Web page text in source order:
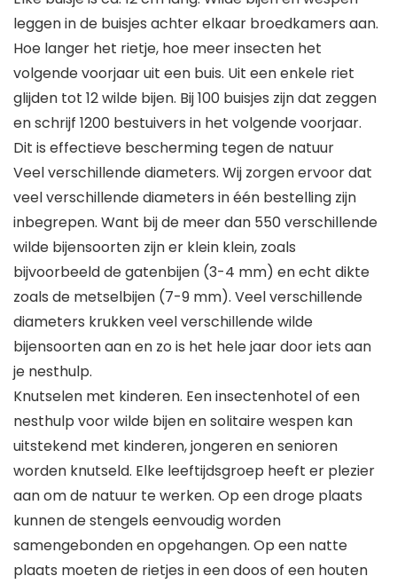
leggen in de buisjes achter elkaar broedkamers aan.
Hoe langer het rietje, hoe meer insecten het
volgende voorjaar uit een buis. Uit een enkele riet
glijden tot 12 wilde bijen. Bij 100 buisjes zijn dat zeggen
en schrijf 1200 bestuivers in het volgende voorjaar.
Dit is effectieve bescherming tegen de natuur
Veel verschillende diameters. Wij zorgen ervoor dat
veel verschillende diameters in één bestelling zijn
inbegrepen. Want bij de meer dan 550 verschillende
wilde bijensoorten zijn er klein klein, zoals
bijvoorbeeld de gatenbijen (3-4 mm) en echt dikte
zoals de metselbijen (7-9 mm). Veel verschillende
diameters krukken veel verschillende wilde
bijensoorten aan en zo is het hele jaar door iets aan
je nesthulp.
Knutselen met kinderen. Een insectenhotel of een
nesthulp voor wilde bijen en solitaire wespen kan
uitstekend met kinderen, jongeren en senioren
worden knutseld. Elke leeftijdsgroep heeft er plezier
aan om de natuur te werken. Op een droge plaats
kunnen de stengels eenvoudig worden
samengebonden en opgehangen. Op een natte
plaats moeten de rietjes in een doos of een houten